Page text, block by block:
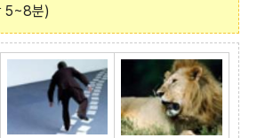
5~8분)